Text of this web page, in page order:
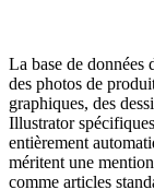
La base de données
des photos de
graphiques, des
Illustrator
entièrement
méritent une
comme articles